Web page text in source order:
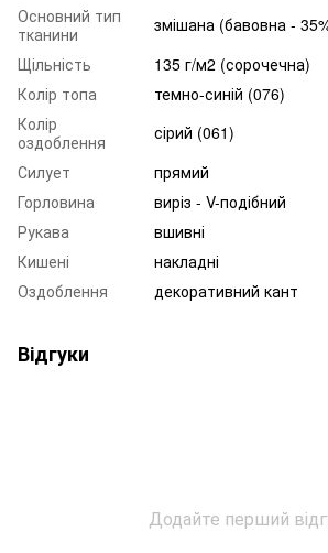
Основний тип
тканини
змішана (бавовна -
Щільність
135 г/м2 (сорочечна)
Колір топа
темно-синій (076)
Колір
оздоблення
сірий (061)
Силует
прямий
Горловина
виріз - V-подібний
Рукава
вшивні
Кишені
накладні
Оздоблення
декоративний кант
Відгуки
Додайте перший